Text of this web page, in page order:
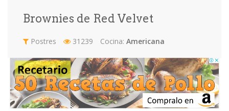
Ensaladas Equipment Frutas Galletas
Gelatinas Guarnicion… Helados Hot Dogs
Brownies de Red Velvet
Postres 31239 Cocina: Americana